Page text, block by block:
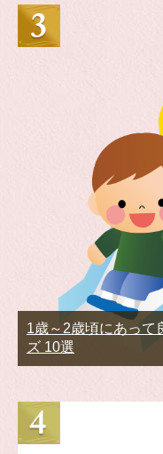
1歳～2歳頃にあって
ズ 10選